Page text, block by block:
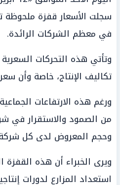
في معظم الشركات الرائدة.
وتأتي هذه التحركات
تكاليف الإنتاج، خاصة وأن
من الصمود والاستقرار في
وحجم المعروض لدى كل
ويرى الخبراء أن هذه
استعداد المزارع لدورات